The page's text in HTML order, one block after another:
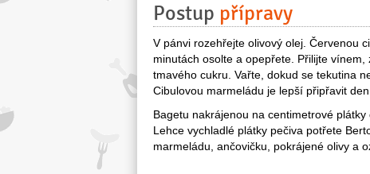
Postup přípravy
V pánvi rozehřejte olivový olej. Červenou
minutách osolte a opepřete. Přilijte
tmavého cukru. Vařte, dokud se tekutina
Cibulovou marmeládu je lepší připřavit
Bagetu nakrájenou na centimetrové
Lehce vychladlé plátky pečiva potřete
marmeládu, ančovičku, pokrájené olivy a